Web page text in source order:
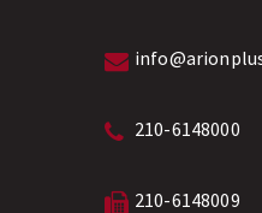
210-6148000
210-6148009